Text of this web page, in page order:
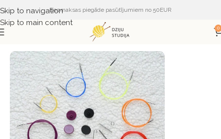
Skip to navigation
Skip to main content
Bezmaksas piegāde pasūtījumiem no 50EUR
0
ADĀMADATAS